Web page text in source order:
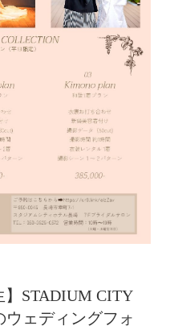
】STADIUM CITY
ェディングフォ